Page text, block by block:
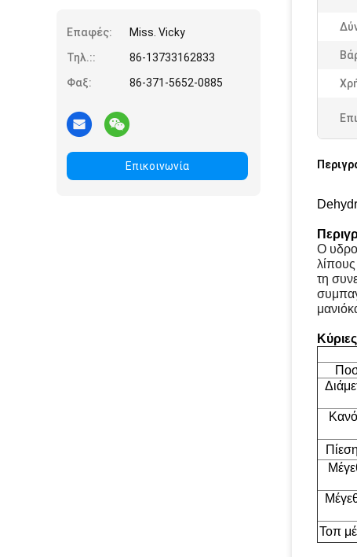
Επαφές:
Miss. Vicky
Τηλ.::
86-13733162833
Φαξ:
86-371-5652-0885
Επικοινωνία
Ο υδρο
τη
Τοπ